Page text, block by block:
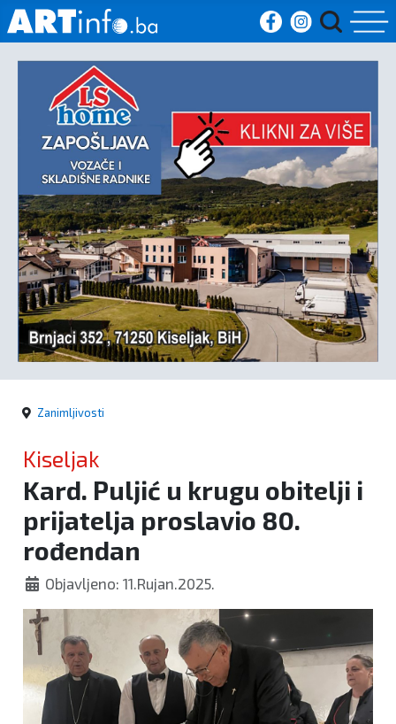
Početna
Vijesti
Sport
Kultura
Crna
kronika
Politika
Zanimljivosti
Kiseljak
Kard. Puljić u krugu obitelji i
prijatelja proslavio 80.
rođendan
Objavljeno: 11.Rujan.2025.